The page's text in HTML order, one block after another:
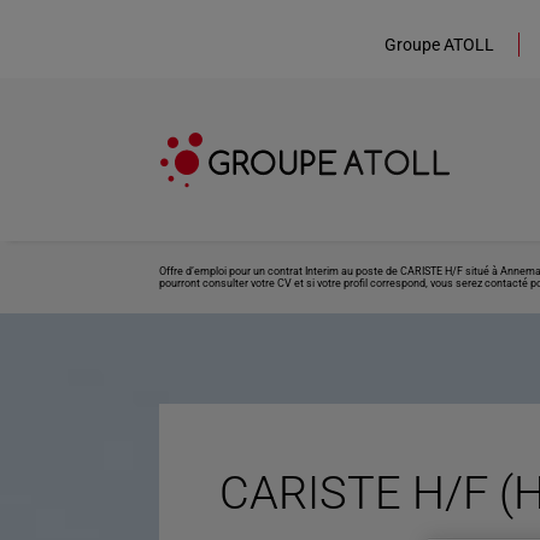
Groupe ATOLL
Offre d’emploi pour un contrat Interim au poste de CARISTE H/F situé à
pourront consulter votre CV et si votre profil correspond, vous serez contacté
CARISTE H/F